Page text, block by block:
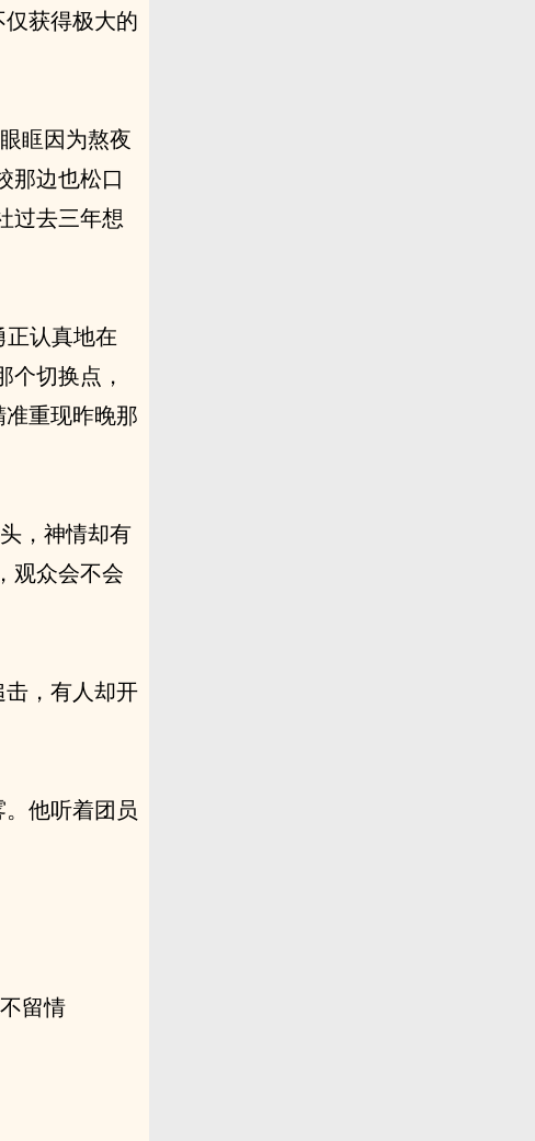
获得极大的
眶因为熬夜
那边也松口
过去三年想
正认真地在
个切换点，
重现昨晚那
，神情却有
观众会不会
，有人却开
他听着团员
留情